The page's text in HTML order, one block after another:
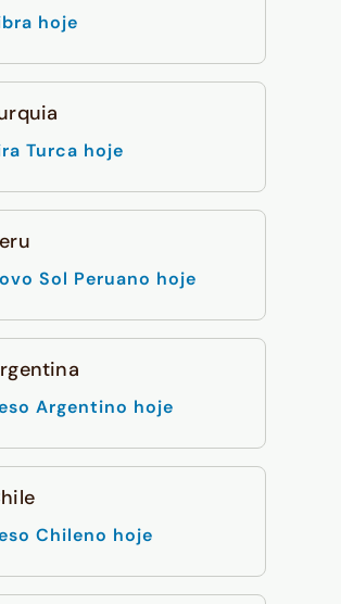
hoje
Turca hoje
Sol Peruano hoje
Argentino hoje
Chileno hoje